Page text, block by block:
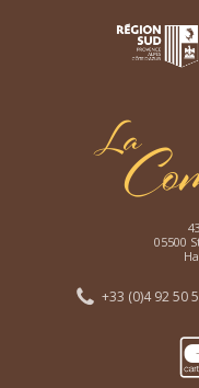
05500
+33 (0)4 92 50